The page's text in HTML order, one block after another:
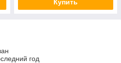
Купить
год